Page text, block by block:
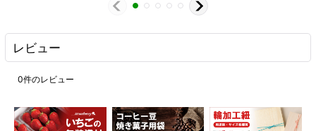
レビュー
0件のレビュー